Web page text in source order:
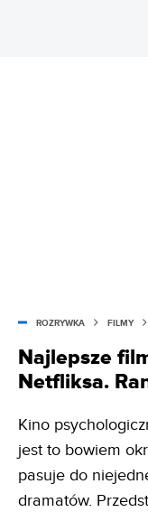
ROZRYWKA FILMY
Najlepsze
Netfliksa.
Kino
jest to bowiem
pasuje do
dramatów.